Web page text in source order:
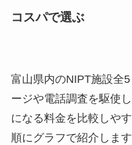
コスパで選ぶ
富山県内のNIPT施設全
ージや電話調査を駆使
になる料金を比較しや
順にグラフで紹介します